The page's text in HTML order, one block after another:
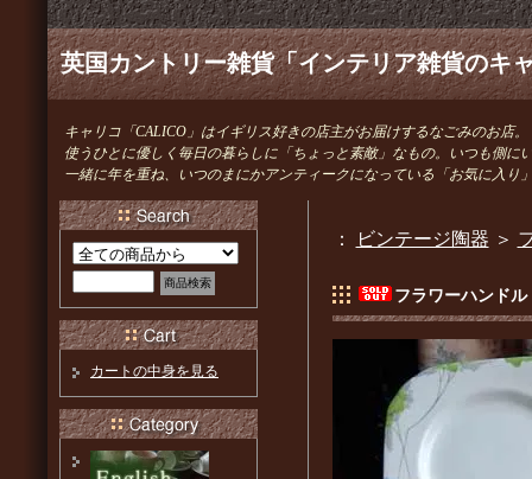
英国カントリー雑貨「インテリア雑貨の
キャリコ「CALICO」はイギリス好きの店主がお届けするなごみのお店。
使うひとに優しく毎日の暮らしに「ちょっと素敵」なもの。いつも側に
一緒に年を重ね、いつのまにかアンティークになっている「お気に入り
： ビンテージ陶器 ＞
フラワーハンド
カートの中身を見る